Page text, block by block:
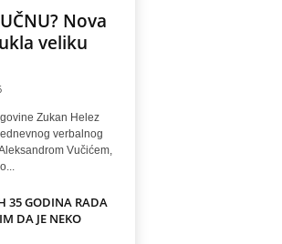
Nova
veliku
Zukan Helez
verbalnog
Vučićem,
35 GODINA RADA
DA JE NEKO